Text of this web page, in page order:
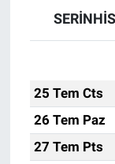
25 Tem Cts
26 Tem Paz
27 Tem Pts